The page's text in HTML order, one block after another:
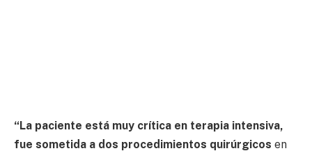
“La paciente está muy crítica en terapia intensiva,
fue sometida a dos procedimientos quirúrgicos en